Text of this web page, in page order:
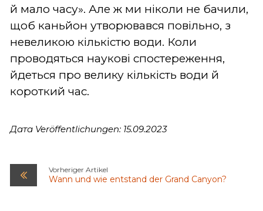
й мало часу». Але ж ми ніколи не бачили,
щоб каньйон утворювався повільно, з
невеликою кількістю води. Коли
проводяться наукові спостереження,
йдеться про велику кількість води й
короткий час.
Дата Veröffentlichungen: 15.09.2023
Vorheriger Artikel
Wann und wie entstand der Grand Canyon?